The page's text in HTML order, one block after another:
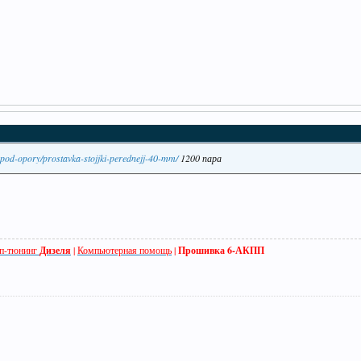
opory/prostavka-stojjki-perednejj-40-mm/1200 пара
тюнингДизеля |Компьютерная помощь|Прошивка 6-АКПП